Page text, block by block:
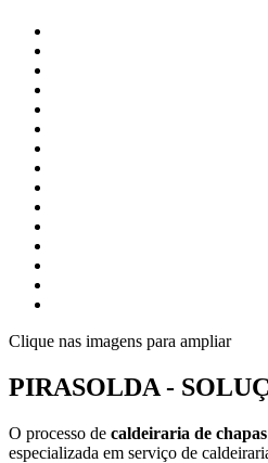
Clique nas imagens para ampliar
PIRASOLDA -
O processo de caldeiraria de chapas
especializada em serviço de